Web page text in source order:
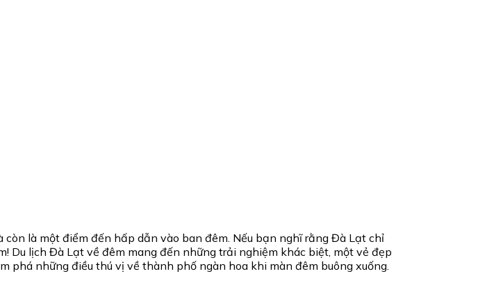
là một điểm đến hấp dẫn vào ban đêm. Nếu bạn nghĩ rằng Đà Lạt chỉ
Du lịch Đà Lạt về đêm mang đến những trải nghiệm khác biệt, một vẻ đẹp
phá những điều thú vị về thành phố ngàn hoa khi màn đêm buông xuống.